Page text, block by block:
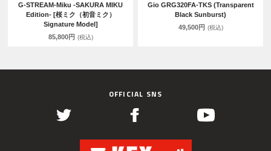
G-STREAM-Miku -SAKURA MIKU
Edition- [桜ミク（初音ミク）
Signature Model]
85,800円 (税込)
Gio GRG320FA-TKS (Transparent
Black Sunburst)
49,500円 (税込)
OFFICIAL SNS